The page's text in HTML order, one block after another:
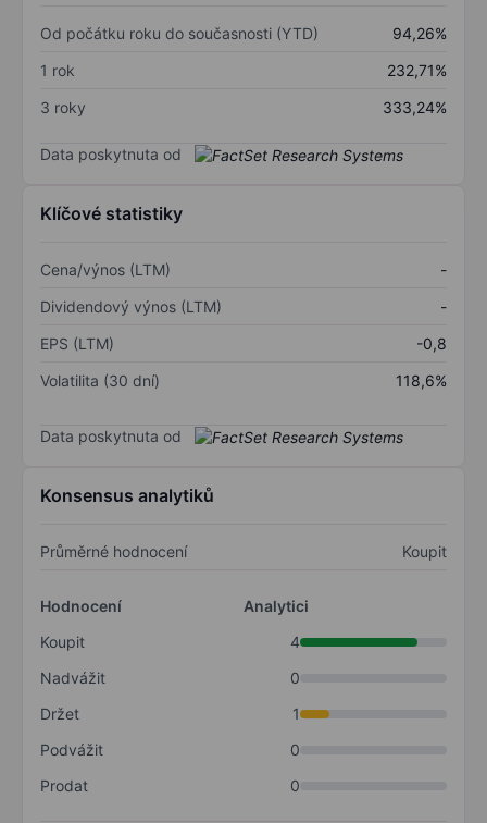
Od počátku roku do současnosti (YTD)
94,26%
1 rok
232,71%
3 roky
333,24%
Data poskytnuta od
Klíčové statistiky
Cena/výnos (LTM)
-
Dividendový výnos (LTM)
-
EPS (LTM)
-0,8
Volatilita (30 dní)
118,6%
Data poskytnuta od
Konsensus analytiků
Průměrné hodnocení Koupit
Hodnocení
Analytici
Koupit
4
Nadvážit
0
Držet
1
Podvážit
0
Prodat
0